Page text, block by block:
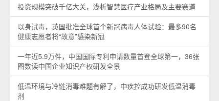
投资规模突破千亿大关，浅析智慧医疗产业格局及主要赛道
以身试毒，英国批准全球首个新冠病毒人体试验：最多90名
健康志愿者将“故意”感染新冠
一年近5.9万件，中国国际专利申请数量首登全球第一，36张
图数读中国企业知识产权研发全景
低温环境与冷链消毒难题有解了，中疾控成功研发低温消毒
剂